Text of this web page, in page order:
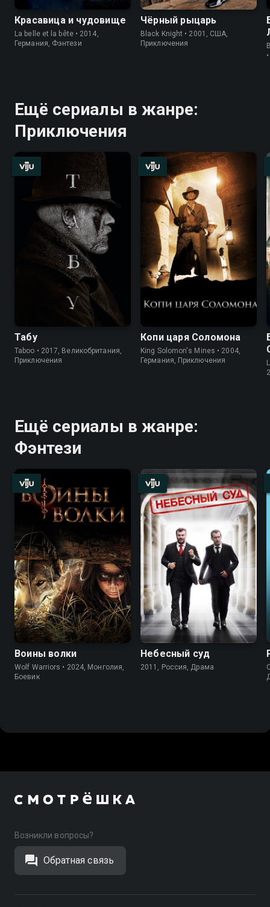
Красавица и чудовище
La belle et la bête • 2014,
Германия, Фэнтези
Чёрный рыцарь
Black Knight • 2001, США,
Приключения
Ещё сериалы в жанре:
Приключения
Табу
Taboo • 2017, Великобритания,
Приключения
Копи царя Соломона
King Solomon's Mines • 2004,
Германия, Приключения
Ещё сериалы в жанре:
Фэнтези
Воины волки
Wolf Warriors • 2024, Монголия,
Боевик
Небесный суд
2011, Россия, Драма
Возникли вопросы?
Обратная связь